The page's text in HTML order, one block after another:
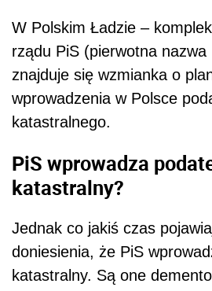
W Polskim Ładzie –
rządu PiS (pierwotna
znajduje się wzmianka o
wprowadzenia w Polsce
katastralnego.
PiS wprowadza
katastralny?
Jednak co jakiś czas
doniesienia, że PiS
katastralny. Są one